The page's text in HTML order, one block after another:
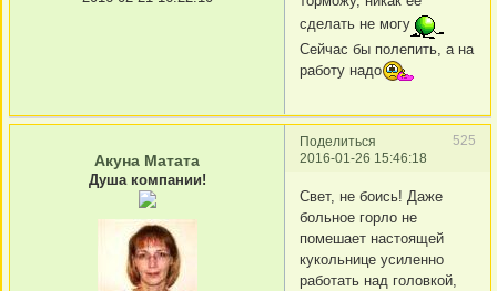
сделать не могу
Сейчас бы полепить, а на
работу надо
Поделиться
525
2016-01-26 15:46:18
Акуна Матата
Душа компании!
Свет, не боись! Даже
больное горло не
помешает настоящей
кукольнице усиленно
работать над головкой,